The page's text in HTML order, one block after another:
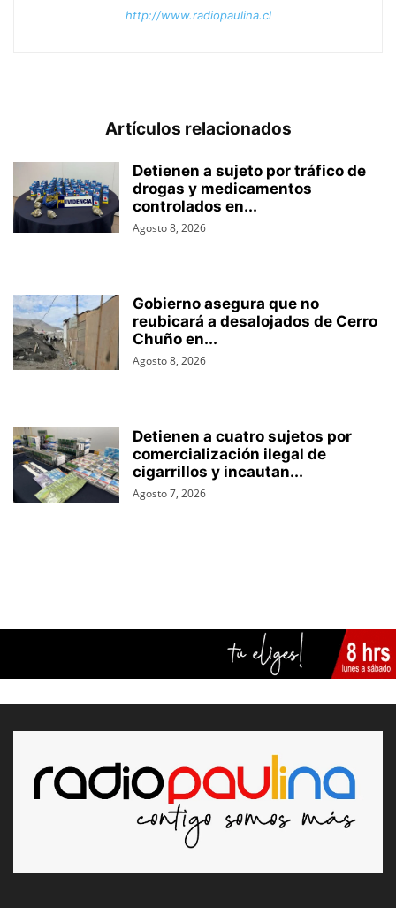
http://www.radiopaulina.cl
Artículos relacionados
Detienen a sujeto por tráfico de
drogas y medicamentos
controlados en...
Agosto 8, 2026
Gobierno asegura que no
reubicará a desalojados de Cerro
Chuño en...
Agosto 8, 2026
Detienen a cuatro sujetos por
comercialización ilegal de
cigarrillos y incautan...
Agosto 7, 2026